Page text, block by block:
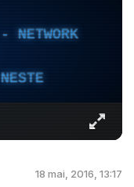
NETWORK
18 mai, 2016, 13:17